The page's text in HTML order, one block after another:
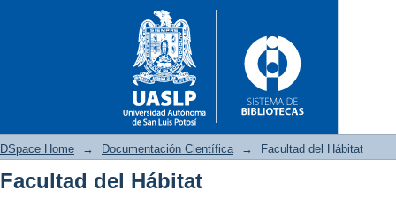
DSpace Home → Documentación Científica → Facultad del Hábitat
Facultad del Hábitat